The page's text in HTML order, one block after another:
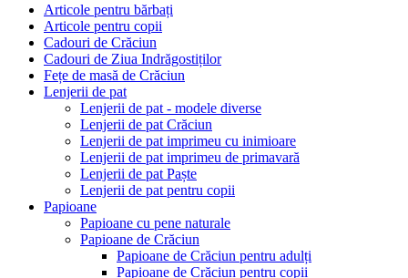
Articole pentru bărbați
Articole pentru copii
Cadouri de Crăciun
Cadouri de Ziua Indrăgostiților
Fețe de masă de Crăciun
Lenjerii de pat
Lenjerii de pat - modele diverse
Lenjerii de pat Crăciun
Lenjerii de pat imprimeu cu inimioare
Lenjerii de pat imprimeu de primavară
Lenjerii de pat Paște
Lenjerii de pat pentru copii
Papioane
Papioane cu pene naturale
Papioane de Crăciun
Papioane de Crăciun pentru adulți
Papioane de Crăciun pentru copii